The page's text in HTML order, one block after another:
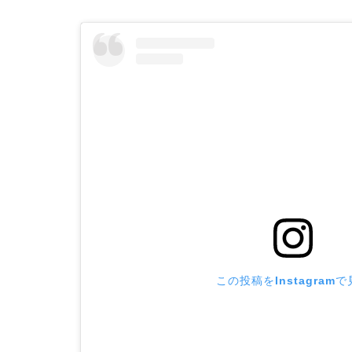
この投稿をInstagramで